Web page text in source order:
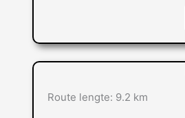
Route lengte: 9.2 km